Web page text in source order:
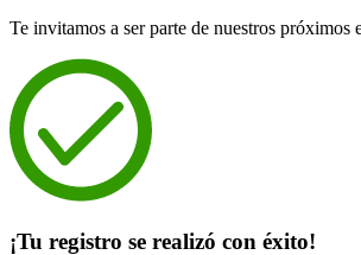
Te invitamos a ser parte de nuestros próximos
¡Tu registro se realizó con éxito!